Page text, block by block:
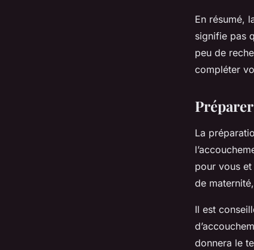
En résumé,
signifie pas
peu de
compléter
La
pour vous
de
Il est
donnera le